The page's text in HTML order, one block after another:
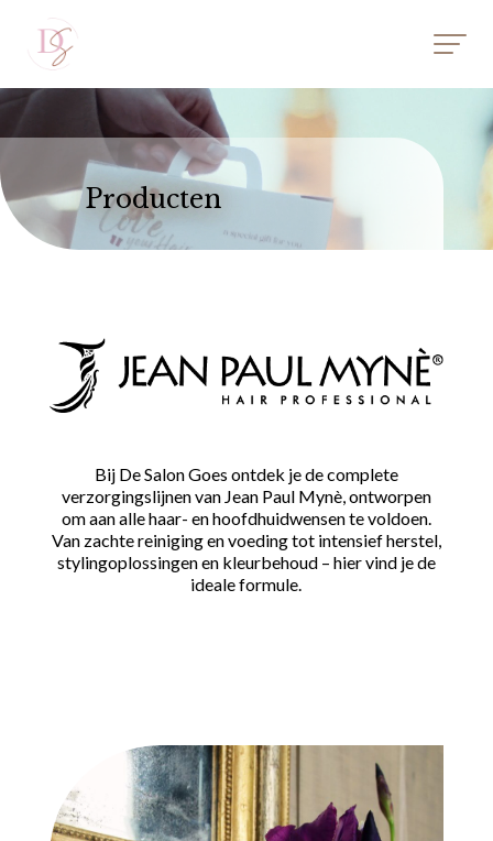
Videospeler
Videospeler
Producten
Bij De Salon Goes ontdek je de complete
verzorgingslijnen van Jean Paul Mynè, ontworpen
om aan alle haar- en hoofdhuidwensen te voldoen.
Van zachte reiniging en voeding tot intensief herstel,
stylingoplossingen en kleurbehoud – hier vind je de
ideale formule.